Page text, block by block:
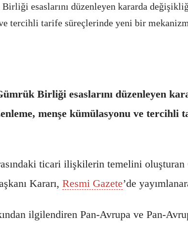
esaslarını düzenleyen kararda
tercihli tarife süreçlerinde yeni bir
Birliği esaslarını düzenleyen
menşe kümülasyonu ve tercihli
ticari ilişkilerin temelini
Kararı, Resmi Gazete’de
ilgilendiren Pan-Avrupa ve Pan-